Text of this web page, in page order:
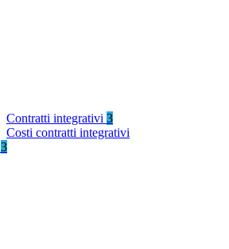
Contratti integrativi 3
Costi contratti integrativi
3